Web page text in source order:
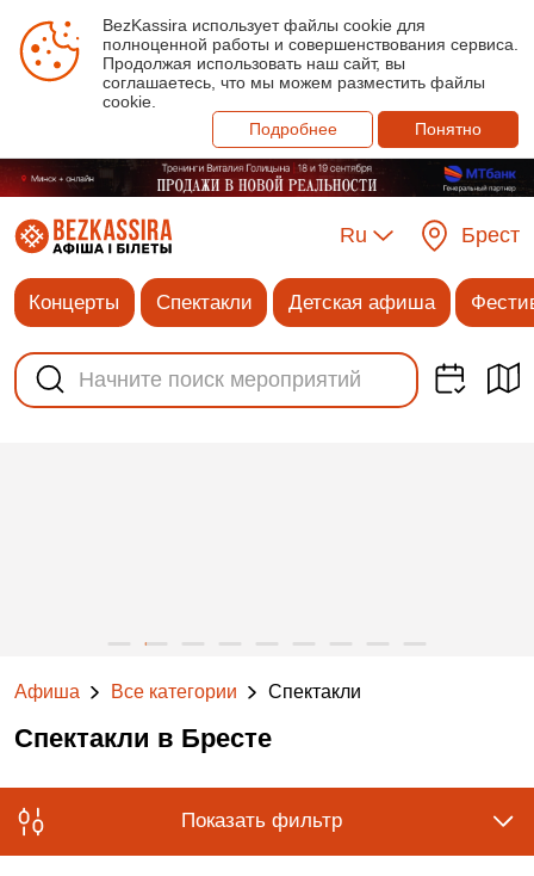
BezKassira использует файлы cookie для
полноценной работы и совершенствования сервиса.
Продолжая использовать наш сайт, вы
соглашаетесь, что мы можем разместить файлы
cookie.
Подробнее
Понятно
Ru Брест
Концерты Спектакли Детская афиша
Афиша Все категории Спектакли
Спектакли в Бресте
Показать фильтр